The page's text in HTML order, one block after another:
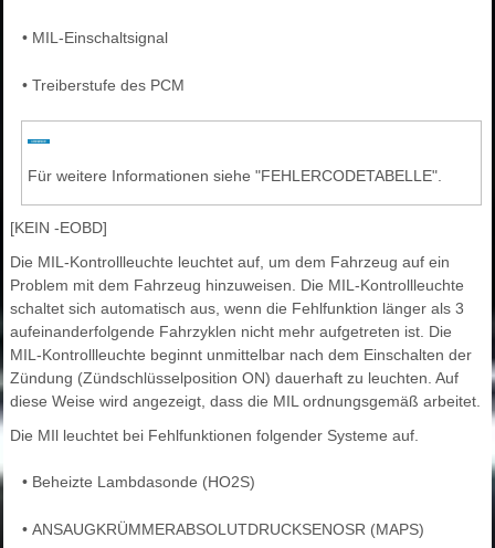
• MIL-Einschaltsignal
• Treiberstufe des PCM
Für weitere Informationen siehe "FEHLERCODETABELLE".
[KEIN -EOBD]
Die MIL-Kontrollleuchte leuchtet auf, um dem Fahrzeug auf ein
Problem mit dem Fahrzeug hinzuweisen. Die MIL-Kontrollleuchte
schaltet sich automatisch aus, wenn die Fehlfunktion länger als 3
aufeinanderfolgende Fahrzyklen nicht mehr aufgetreten ist. Die
MIL-Kontrollleuchte beginnt unmittelbar nach dem Einschalten der
Zündung (Zündschlüsselposition ON) dauerhaft zu leuchten. Auf
diese Weise wird angezeigt, dass die MIL ordnungsgemäß arbeitet.
Die MIl leuchtet bei Fehlfunktionen folgender Systeme auf.
• Beheizte Lambdasonde (HO2S)
• ANSAUGKRÜMMERABSOLUTDRUCKSENOSR (MAPS)